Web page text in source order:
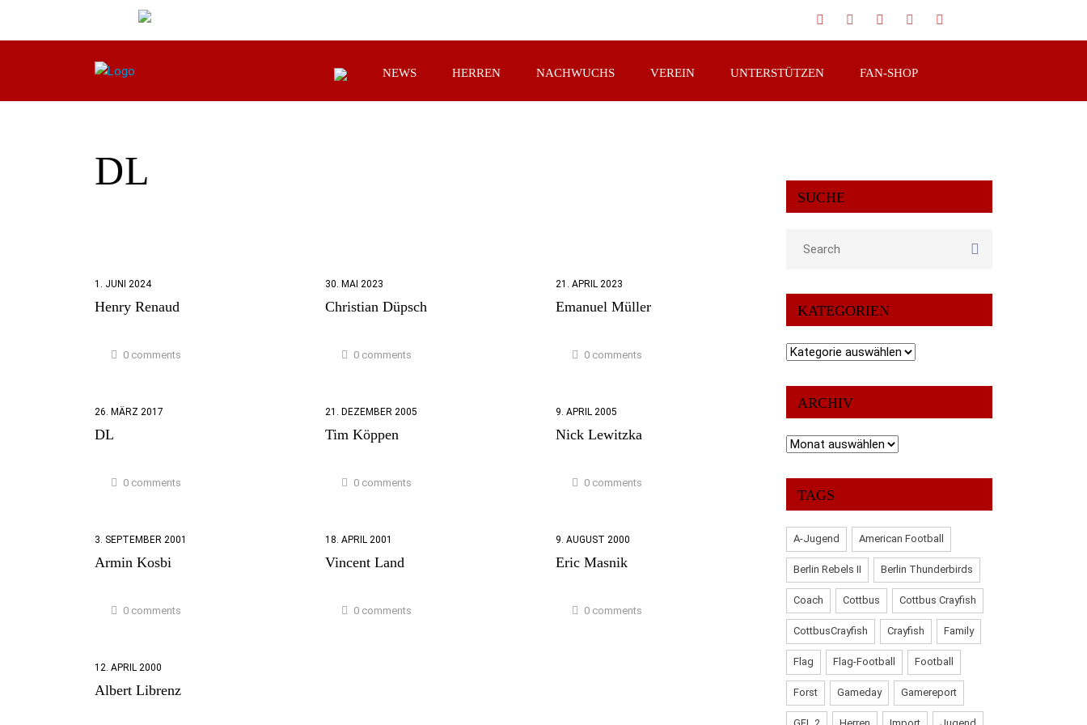
NEWS HERREN NACHWUCHS VEREIN UNTERSTÜTZEN FAN-SHOP
DL
1. JUNI 2024
Henry Renaud
0 comments
30. MAI 2023
Christian Düpsch
0 comments
21. APRIL 2023
Emanuel Müller
0 comments
26. MÄRZ 2017
DL
0 comments
21. DEZEMBER 2005
Tim Köppen
0 comments
9. APRIL 2005
Nick Lewitzka
0 comments
3. SEPTEMBER 2001
Armin Kosbi
0 comments
18. APRIL 2001
Vincent Land
0 comments
9. AUGUST 2000
Eric Masnik
0 comments
12. APRIL 2000
Albert Librenz
SUCHE
KATEGORIEN
Kategorien
ARCHIV
Archiv
TAGS
A-Jugend American Football
Berlin Rebels II Berlin Thunderbirds
Coach Cottbus Cottbus Crayfish
CottbusCrayfish Crayfish Family
Flag Flag-Football Football
Forst Gameday Gamereport